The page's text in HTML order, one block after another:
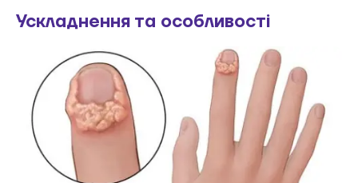
Ускладнення та особливості